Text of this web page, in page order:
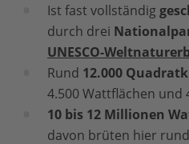
Ist fast vollständig
durch drei
UNESCO-
Rund 12.000
4.500 Wattflächen und
10 bis 12 Millionen
davon brüten hier